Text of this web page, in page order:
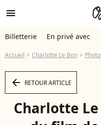
menu
Billetterie En privé avec
Accueil Charlotte Le Bon
arrow_left RETOUR ARTICLE
Charlotte